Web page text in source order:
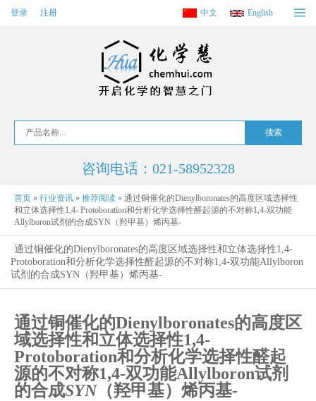
登录 注册 中文 English
咨询电话：021-58952328
首页 » 行业资讯 » 推荐阅读 » 通过铜催化的Dienylboronates的高度区域选择性
和立体选择性1,4- Protoboration和分析化学选择性醛起源的不对称1,4-双功能
Allylboron试剂的合成SYN（羟甲基）烯丙基-
通过铜催化的Dienylboronates的高度区域选择性和立体选择性1,4-
Protoboration和分析化学选择性醛起源的不对称1,4-双功能Allylboron
试剂的合成SYN（羟甲基）烯丙基-
通过铜催化的Dienylboronates的高度区
域选择性和立体选择性1,4-
Protoboration和分析化学选择性醛起
源的不对称1,4-双功能Allylboron试剂
的合成SYN（羟甲基）烯丙基-